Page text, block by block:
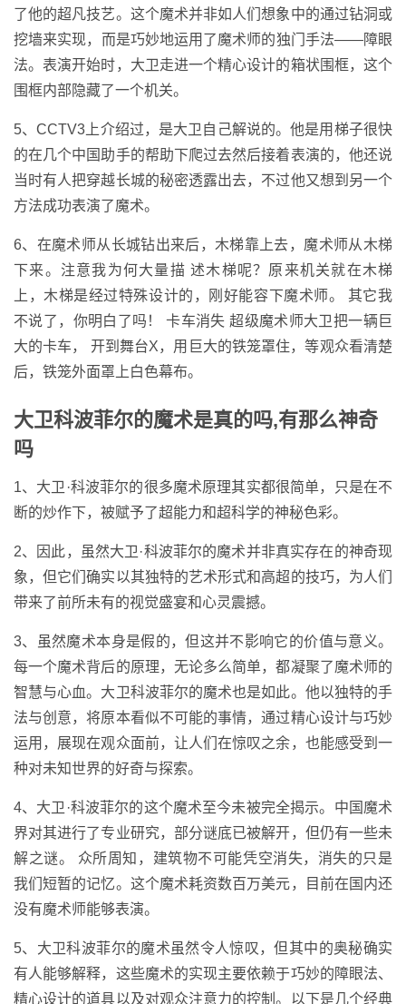
了他的超凡技艺。这个魔术并非如人们想象中的通过钻洞或
挖墙来实现，而是巧妙地运用了魔术师的独门手法——障眼
法。表演开始时，大卫走进一个精心设计的箱状围框，这个
围框内部隐藏了一个机关。
5、CCTV3上介绍过，是大卫自己解说的。他是用梯子很快
的在几个中国助手的帮助下爬过去然后接着表演的，他还说
当时有人把穿越长城的秘密透露出去，不过他又想到另一个
方法成功表演了魔术。
6、在魔术师从长城钻出来后，木梯靠上去，魔术师从木梯
下来。注意我为何大量描 述木梯呢？原来机关就在木梯
上，木梯是经过特殊设计的，刚好能容下魔术师。 其它我
不说了，你明白了吗！ 卡车消失 超级魔术师大卫把一辆巨
大的卡车， 开到舞台X，用巨大的铁笼罩住，等观众看清楚
后，铁笼外面罩上白色幕布。
大卫科波菲尔的魔术是真的吗,有那么神奇
吗
1、大卫·科波菲尔的很多魔术原理其实都很简单，只是在不
断的炒作下，被赋予了超能力和超科学的神秘色彩。
2、因此，虽然大卫·科波菲尔的魔术并非真实存在的神奇现
象，但它们确实以其独特的艺术形式和高超的技巧，为人们
带来了前所未有的视觉盛宴和心灵震撼。
3、虽然魔术本身是假的，但这并不影响它的价值与意义。
每一个魔术背后的原理，无论多么简单，都凝聚了魔术师的
智慧与心血。大卫科波菲尔的魔术也是如此。他以独特的手
法与创意，将原本看似不可能的事情，通过精心设计与巧妙
运用，展现在观众面前，让人们在惊叹之余，也能感受到一
种对未知世界的好奇与探索。
4、大卫·科波菲尔的这个魔术至今未被完全揭示。中国魔术
界对其进行了专业研究，部分谜底已被解开，但仍有一些未
解之谜。 众所周知，建筑物不可能凭空消失，消失的只是
我们短暂的记忆。这个魔术耗资数百万美元，目前在国内还
没有魔术师能够表演。
5、大卫科波菲尔的魔术虽然令人惊叹，但其中的奥秘确实
有人能够解释，这些魔术的实现主要依赖于巧妙的障眼法、
精心设计的道具以及对观众注意力的控制。以下是几个经典